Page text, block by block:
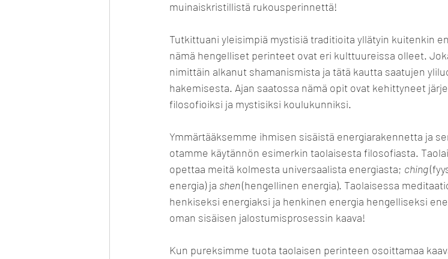
muinaiskristillistä rukousperinnettä!
Tutkittuani yleisimpiä mystisiä traditioita yllätyin kuitenkin
nämä hengelliset perinteet ovat eri kulttuureissa olleet.
nimittäin alkanut shamanismista ja tätä kautta saatujen
hakemisesta. Ajan saatossa nämä opit ovat kehittyneet
filosofioiksi ja mystisiksi koulukunniksi.
Ymmärtääksemme ihmisen sisäistä energiarakennetta ja
otamme käytännön esimerkin taolaisesta filosofiasta.
opettaa meitä kolmesta universaalista energiasta; ching
energia) ja shen (hengellinen energia). Taolaisessa
henkiseksi energiaksi ja henkinen energia hengelliseksi
oman sisäisen jalostumisprosessin kaava!
Kun pureksimme tuota taolaisen perinteen osoittamaa